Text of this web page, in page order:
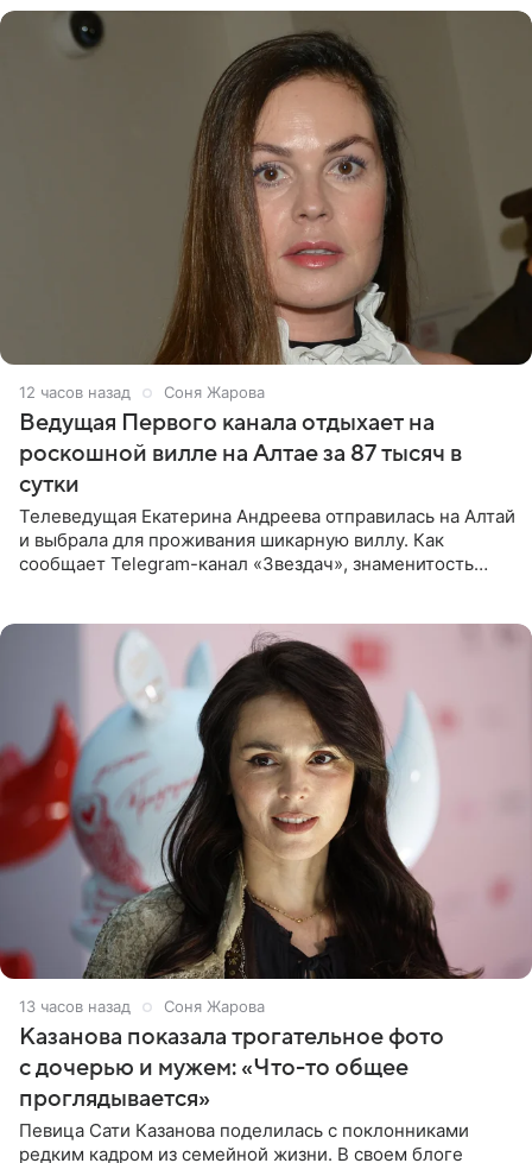
12 часов назад Соня Жарова
Ведущая Первого канала отдыхает на
роскошной вилле на Алтае за 87 тысяч в
сутки
Телеведущая Екатерина Андреева отправилась на Алтай
и выбрала для проживания шикарную виллу. Как
сообщает Telegram-канал «Звездач», знаменитость
13 часов назад Соня Жарова
Казанова показала трогательное фото
с дочерью и мужем: «Что-то общее
проглядывается»
Певица Сати Казанова поделилась с поклонниками
редким кадром из семейной жизни. В своем блоге